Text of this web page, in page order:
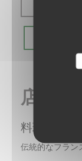
店舗情報
料理
伝統的なフラン